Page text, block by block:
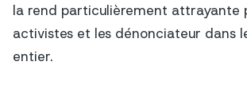
la rend particulièrement attrayante
activistes et les dénonciateur dans
entier.